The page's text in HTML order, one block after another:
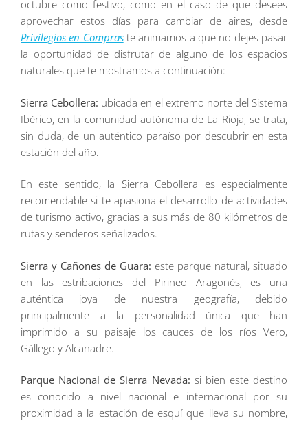
octubre como festivo, como en el caso de que desees
aprovechar estos días para cambiar de aires, desde
Privilegios en Compraste animamos a que no dejes pasar
la oportunidad de disfrutar de alguno de los espacios
naturales que te mostramos a continuación:
Sierra Cebollera: ubicada en el extremo norte del Sistema
Ibérico, en la comunidad autónoma de La Rioja, se trata,
sin duda, de un auténtico paraíso por descubrir en esta
estación del año.
En este sentido, la Sierra Cebollera es especialmente
recomendable si te apasiona el desarrollo de actividades
de turismo activo, gracias a sus más de 80 kilómetros de
rutas y senderos señalizados.
Sierra y Cañones de Guara: este parque natural, situado
en las estribaciones del Pirineo Aragonés, es una
auténtica joya de nuestra geografía, debido
principalmente a la personalidad única que han
imprimido a su paisaje los cauces de los ríos Vero,
Gállego y Alcanadre.
Parque Nacional de Sierra Nevada: si bien este destino
es conocido a nivel nacional e internacional por su
proximidad a la estación de esquí que lleva su nombre,